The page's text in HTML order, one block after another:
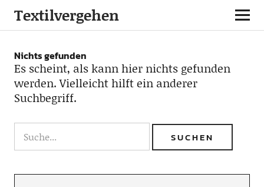
Textilvergehen
Nichts gefunden
Es scheint, als kann hier nichts gefunden
werden. Vielleicht hilft ein anderer
Suchbegriff.